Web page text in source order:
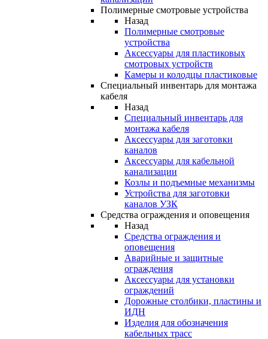
Полимерные смотровые устройства
Назад
Полимерные смотровые
устройства
Аксессуары для пластиковых
смотровых устройств
Камеры и колодцы пластиковые
Специальный инвентарь для монтажа
кабеля
Назад
Специальный инвентарь для
монтажа кабеля
Аксессуары для заготовки
каналов
Аксессуары для кабельной
канализации
Козлы и подъемные механизмы
Устройства для заготовки
каналов УЗК
Средства ограждения и оповещения
Назад
Средства ограждения и
оповещения
Аварийные и защитные
ограждения
Аксессуары для установки
ограждений
Дорожные столбики, пластины и
ИДН
Изделия для обозначения
кабельных трасс